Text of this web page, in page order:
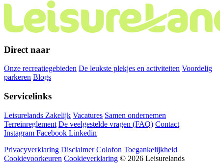
Direct naar
Onze recreatiegebieden De leukste plekjes en activiteiten Voordelig
parkeren Blogs
Servicelinks
Leisurelands Zakelijk Vacatures Samen ondernemen
Terreinreglement De veelgestelde vragen (FAQ) Contact
Instagram Facebook Linkedin
Privacyverklaring Disclaimer Colofon Toegankelijkheid
Cookievoorkeuren Cookieverklaring © 2026 Leisurelands